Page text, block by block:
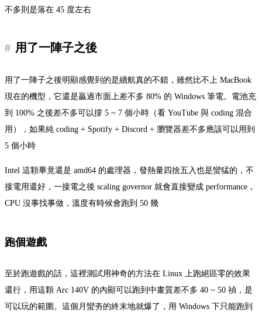
不多則是落在 45 度左右
用了一陣子之後
用了一陣子之後明顯感覺到的是續航真的不錯，雖然比不上 MacBook
現在的機型，它還是贏過市面上差不多 80% 的 Windows 筆電。電池充
到 100% 之後差不多可以撐 5 ~ 7 個小時（看 YouTube 與 coding 混合
用），如果純 coding + Spotify + Discord + 瀏覽器差不多應該可以用到
5 個小時
Intel 這顆畢竟還是 amd64 的處理器，發熱量四捨五入也是蠻猛的，不
接電用還好，一接電之後 scaling governor 就會直接變成 performance，
CPU 沒事找事做，溫度有時候會跑到 50 幾
跑個遊戲
至於跑遊戲的話，這裡測試用神奇的方法在 Linux 上跑絕區零的效果
還行，用這顆 Arc 140V 的內顯可以跑到中畫質差不多 40 ~ 50 禎，是
可以玩的範圍。這個月蠻夯的終末地就爆了，用 Windows 下只能跑到